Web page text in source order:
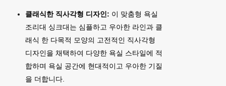
클래식한 직사각형 디자인: 이 맞춤형 욕실
조리대 싱크대는 심플하고 우아한 라인과 클
래식 한 다목적 모양의 고전적인 직사각형
디자인을 채택하여 다양한 욕실 스타일에 적
합하며 욕실 공간에 현대적이고 우아한 기질
을 더합니다.